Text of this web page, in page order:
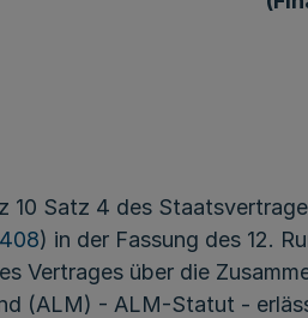
10 Satz 4 des
) in der Fassung des 12.
Vertrages über die
(ALM) - ALM-Statut -